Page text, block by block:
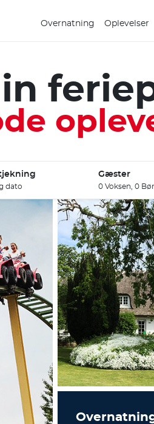
Overnatning Oplevelser
dato
Gæster
0 Voksen, 0